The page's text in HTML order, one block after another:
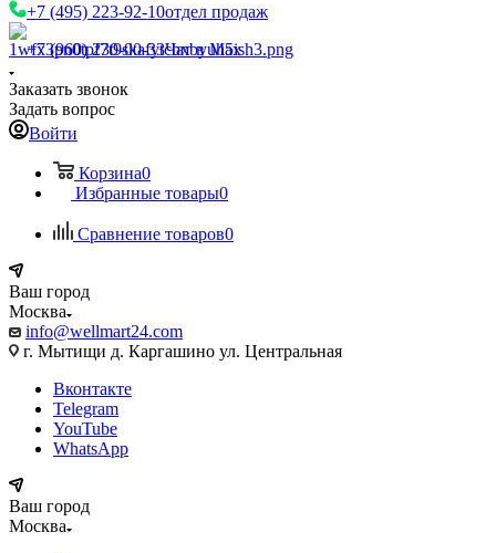
+7 (495) 223-92-10отдел продаж
+7 (960) 230-00-33Чат в Max
Заказать звонок
Задать вопрос
Войти
Корзина0
Избранные товары0
Сравнение товаров0
Ваш город
Москва
info@wellmart24.com
г. Мытищи д. Каргашино ул. Центральная
Вконтакте
Telegram
YouTube
WhatsApp
Ваш город
Москва